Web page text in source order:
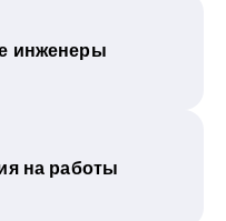
инженеры
на работы